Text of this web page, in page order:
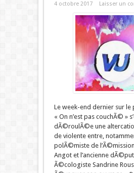
4 octobre 2017 Laisser un
Le week-end dernier sur le
« On n’est pas couchÃ© »
dÃ©roulÃ©e une
de violente entre,
polÃ©miste de
Angot et l’ancienne
Ã©cologiste Sandrine